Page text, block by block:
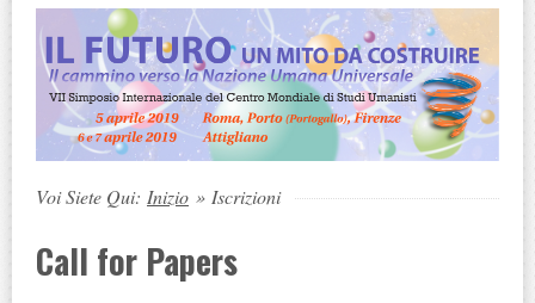
Voi Siete Qui: Inizio » Iscrizioni
Call for Papers